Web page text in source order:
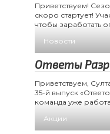
Приветствуем!
скоро стартует!
чтобы заработать
Новости
Ответы
Приветствуем,
35-й выпуск
команда уже
Акции